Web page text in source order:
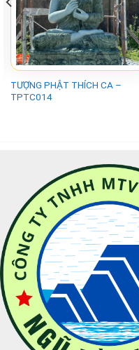
TƯỢNG PHẬT THÍCH CA –
TPTC014